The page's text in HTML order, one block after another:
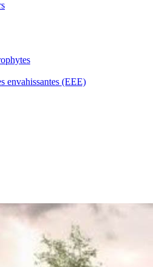
envahissantes (EEE)